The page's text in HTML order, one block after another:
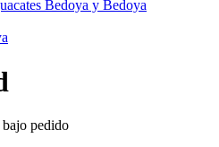
bajo pedido